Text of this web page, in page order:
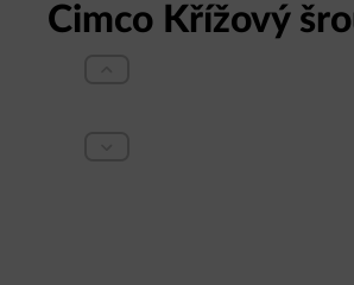
Cimco Křížový